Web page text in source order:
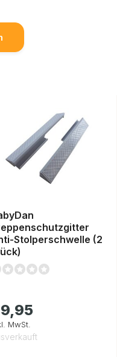
Stolperschwelle (2
MwSt.